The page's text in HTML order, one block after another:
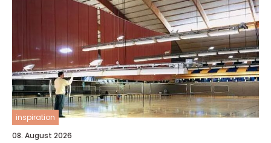
inspiration
08. August 2026